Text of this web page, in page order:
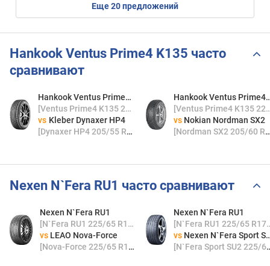
eще20предложений
Hankook Ventus Prime4 K135 часто
сравнивают
Hankook Ventus Prime4 K135
[Ventus Prime4 K135 225/65 R17 102H]
vs Kleber Dynaxer HP4
[Dynaxer HP4 205/55 R16 91H]
Hankook
[Ventus Prime4
vs Nokian Nordman SX2
[Nordman SX2 205/60 R16 92H]
Nexen N`Fera RU1 часто сравнивают
Nexen N`Fera RU1
[N`Fera RU1 225/65 R17 102H]
vs LEAO Nova-Force
[Nova-Force 225/65 R17 102H]
Nexen N`Fera RU1
[N`Fera RU1
vs Nexen N`Fera Sport SU2
[N`Fera Sport SU2 225/65 R17 102H]